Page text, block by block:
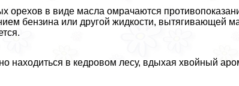
орехов в виде масла омрачаются
бензина или другой жидкости, вытягивающей
находиться в кедровом лесу, вдыхая хвойный